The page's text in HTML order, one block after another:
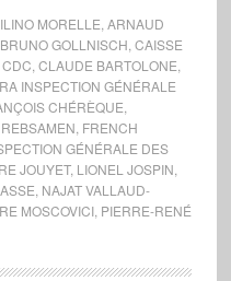
MORELLE ARNAUD
BRUNO GOLLNISCH CAISSE
CDC CLAUDE BARTOLONE
INSPECTION GÉNÉRALE
CHÉRÈQUE
FRENCH
GÉNÉRALE DES
JOUYET, LIONEL JOSPIN
NAJAT VALLAUD-
MOSCOVICI, PIERRE-RENÉ